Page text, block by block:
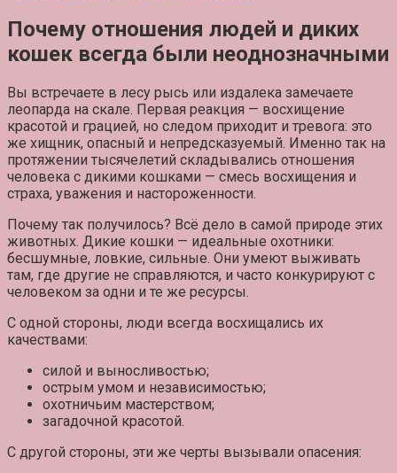
Почему отношения людей и диких
кошек всегда были неоднозначными
Вы встречаете в лесу рысь или издалека замечаете
леопарда на скале. Первая реакция — восхищение
красотой и грацией, но следом приходит и тревога: это
же хищник, опасный и непредсказуемый. Именно так на
протяжении тысячелетий складывались отношения
человека с дикими кошками — смесь восхищения и
страха, уважения и настороженности.
Почему так получилось? Всё дело в самой природе этих
животных. Дикие кошки — идеальные охотники:
бесшумные, ловкие, сильные. Они умеют выживать
там, где другие не справляются, и часто конкурируют с
человеком за одни и те же ресурсы.
С одной стороны, люди всегда восхищались их
качествами:
силой и выносливостью;
острым умом и независимостью;
охотничьим мастерством;
загадочной красотой.
С другой стороны, эти же черты вызывали опасения: